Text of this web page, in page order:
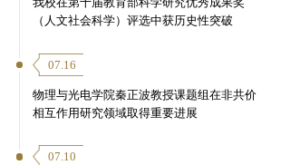
（人文社会科学）评选中获历史性突破
07.16
物理与光电学院秦正波教授课题组在非共价
相互作用研究领域取得重要进展
07.10